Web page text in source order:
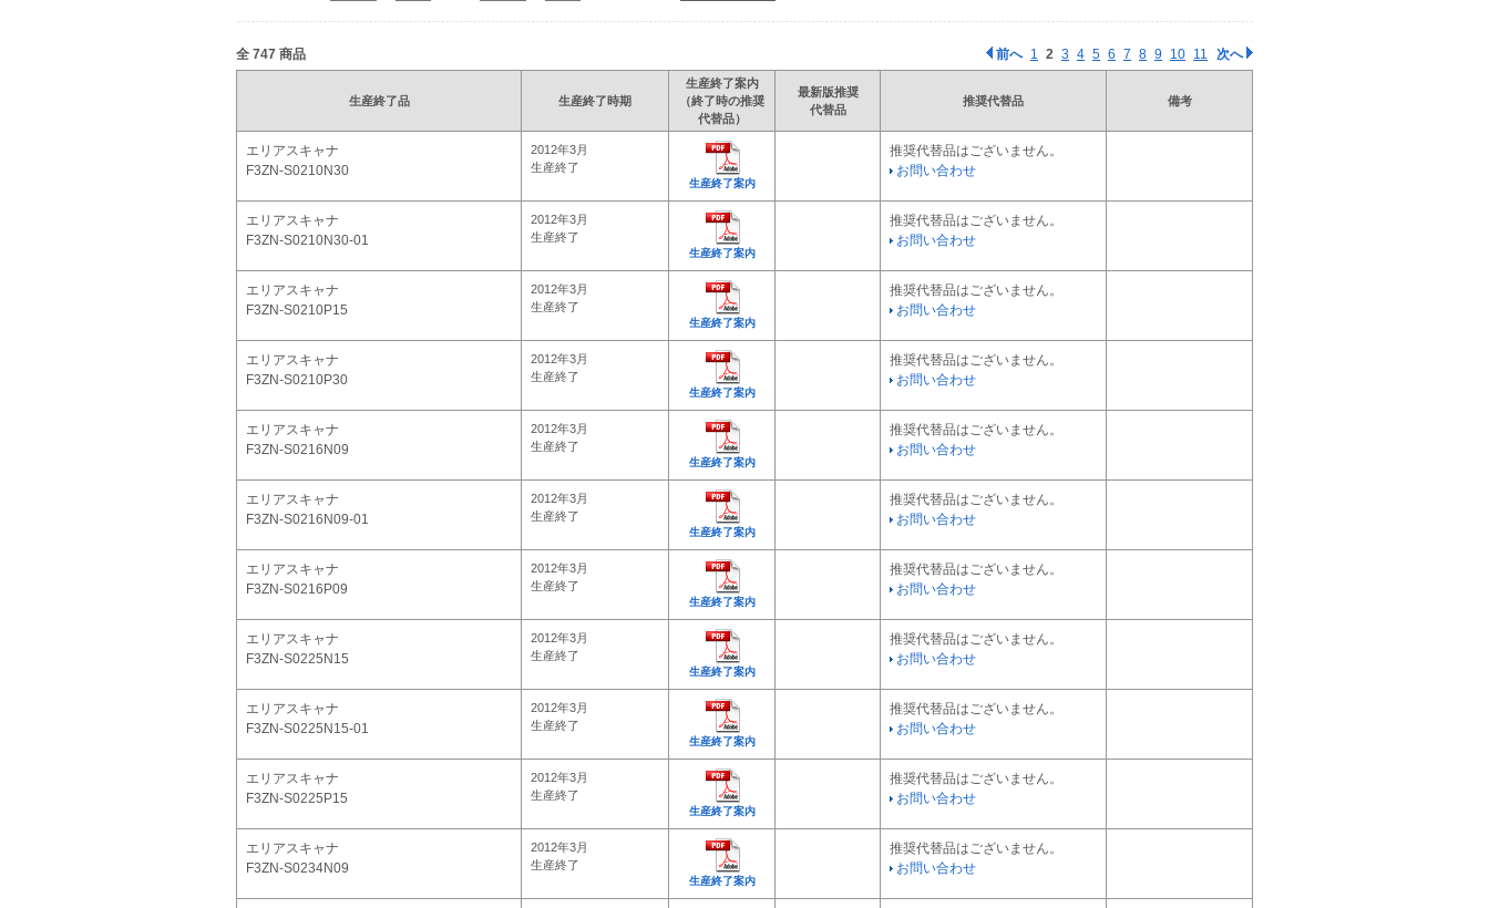
全 747 商品 前へ 1 2 3 4 5 6 7 8 9 10 11 次へ
生産終了品 生産終了時期
生産終了案内
（終了時の推奨
代替品）
最新版推奨
代替品
推奨代替品 備考
エリアスキャナ
F3ZN-S0210N30
2012年3月
生産終了
生産終了案内
推奨代替品はございません。
お問い合わせ
エリアスキャナ
F3ZN-S0210N30-01
2012年3月
生産終了
生産終了案内
推奨代替品はございません。
お問い合わせ
エリアスキャナ
F3ZN-S0210P15
2012年3月
生産終了
生産終了案内
推奨代替品はございません。
お問い合わせ
エリアスキャナ
F3ZN-S0210P30
2012年3月
生産終了
生産終了案内
推奨代替品はございません。
お問い合わせ
エリアスキャナ
F3ZN-S0216N09
2012年3月
生産終了
生産終了案内
推奨代替品はございません。
お問い合わせ
エリアスキャナ
F3ZN-S0216N09-01
2012年3月
生産終了
生産終了案内
推奨代替品はございません。
お問い合わせ
エリアスキャナ
F3ZN-S0216P09
2012年3月
生産終了
生産終了案内
推奨代替品はございません。
お問い合わせ
エリアスキャナ
F3ZN-S0225N15
2012年3月
生産終了
生産終了案内
推奨代替品はございません。
お問い合わせ
エリアスキャナ
F3ZN-S0225N15-01
2012年3月
生産終了
生産終了案内
推奨代替品はございません。
お問い合わせ
エリアスキャナ
F3ZN-S0225P15
2012年3月
生産終了
生産終了案内
推奨代替品はございません。
お問い合わせ
エリアスキャナ
F3ZN-S0234N09
2012年3月
生産終了
生産終了案内
推奨代替品はございません。
お問い合わせ